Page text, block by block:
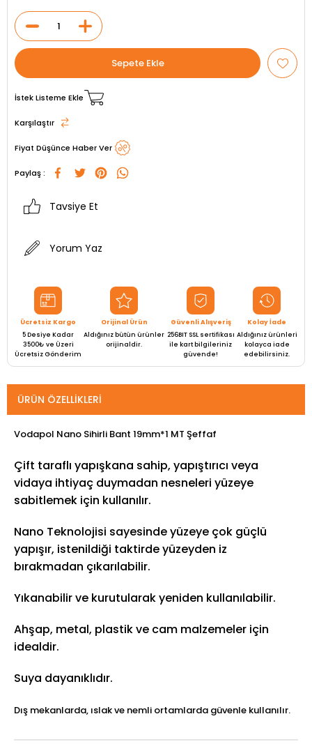
İstek Listeme Ekle
Karşılaştır
Fiyat Düşünce Haber Ver
Paylaş :
Tavsiye Et
Yorum Yaz
Ücretsiz Kargo
5 Desiye Kadar
3500₺ ve Üzeri
Ücretsiz Gönderim
Orijinal Ürün
Aldığınız bütün ürünler
orijinaldir.
Güvenli Alışveriş
256BIT SSL sertifikası
ile kart bilgileriniz
güvende!
Kolay İade
Aldığınız ürünleri
kolayca iade
edebilirsiniz.
ÜRÜN ÖZELLIKLERI
Vodapol Nano Sihirli Bant 19mm*1 MT Şeffaf
Çift taraflı yapışkana sahip, yapıştırıcı veya
vidaya ihtiyaç duymadan nesneleri yüzeye
sabitlemek için kullanılır.
Nano Teknolojisi sayesinde yüzeye çok güçlü
yapışır, istenildiği taktirde yüzeyden iz
bırakmadan çıkarılabilir.
Yıkanabilir ve kurutularak yeniden kullanılabilir.
Ahşap, metal, plastik ve cam malzemeler için
idealdir.
Suya dayanıklıdır.
Dış mekanlarda, ıslak ve nemli ortamlarda güvenle kullanılır.